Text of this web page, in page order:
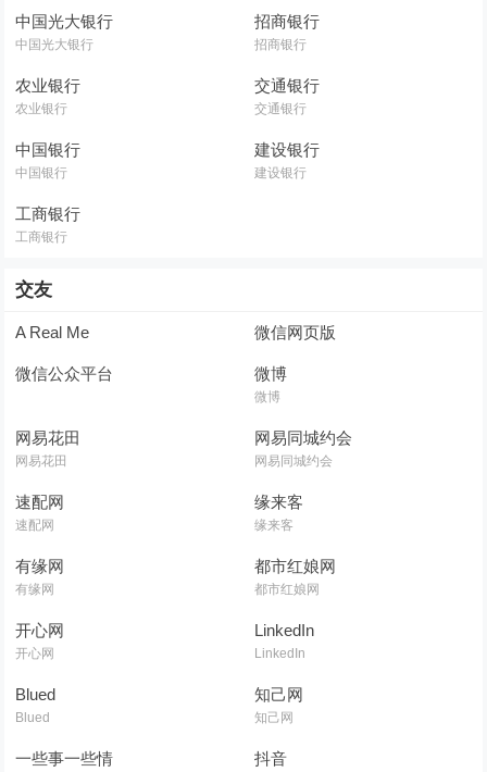
中国光大银行
中国光大银行
招商银行
招商银行
农业银行
农业银行
交通银行
交通银行
中国银行
中国银行
建设银行
建设银行
工商银行
工商银行
交友
A Real Me 微信网页版
微信公众平台 微博
微博
网易花田
网易花田
网易同城约会
网易同城约会
速配网
速配网
缘来客
缘来客
有缘网
有缘网
都市红娘网
都市红娘网
开心网
开心网
LinkedIn
LinkedIn
Blued
Blued
知己网
知己网
一些事一些情 抖音